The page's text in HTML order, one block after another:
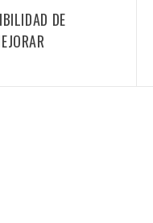
DE